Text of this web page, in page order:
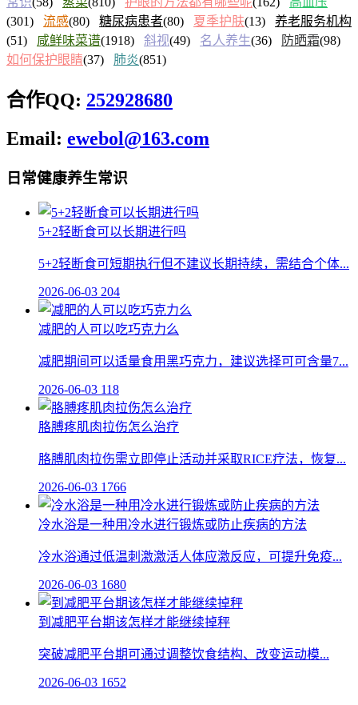
(301) 流感(80) 糖尿病患者(80) 夏季护肤(13) 养老服务机构
(51) 咸鲜味菜谱(1918) 斜视(49) 名人养生(36) 防晒霜(98)
如何保护眼睛(37) 肺炎(851)
合作QQ: 252928680
Email: ewebol@163.com
日常健康养生常识
5+2轻断食可以长期进行吗
5+2轻断食可短期执行但不建议长期持续，需结合个体...
2026-06-03 204
减肥的人可以吃巧克力么
减肥期间可以适量食用黑巧克力，建议选择可可含量7...
2026-06-03 118
胳膊疼肌肉拉伤怎么治疗
胳膊肌肉拉伤需立即停止活动并采取RICE疗法，恢复...
2026-06-03 1766
冷水浴是一种用冷水进行锻炼或防止疾病的方法
冷水浴通过低温刺激激活人体应激反应，可提升免疫...
2026-06-03 1680
到减肥平台期该怎样才能继续掉秤
突破减肥平台期可通过调整饮食结构、改变运动模...
2026-06-03 1652